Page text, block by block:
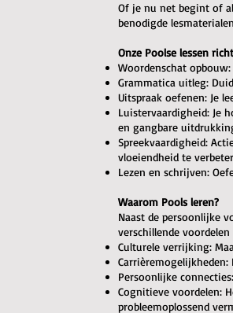
Of je nu net begint of
benodigde
Onze Poolse lessen
Woordenschat
Grammatica uitleg:
Uitspraak oefenen: Je
Luistervaardigheid: Je
en gangbare
Spreekvaardigheid:
vloeiendheid te
Lezen en schrijven:
Waarom Pools leren?
Naast de persoonlijke
verschillende
Culturele verrijking:
Persoonlijke
Cognitieve voordelen:
probleemoplossend